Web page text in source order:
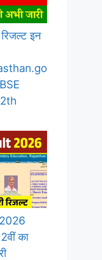
रिजल्ट इन
का